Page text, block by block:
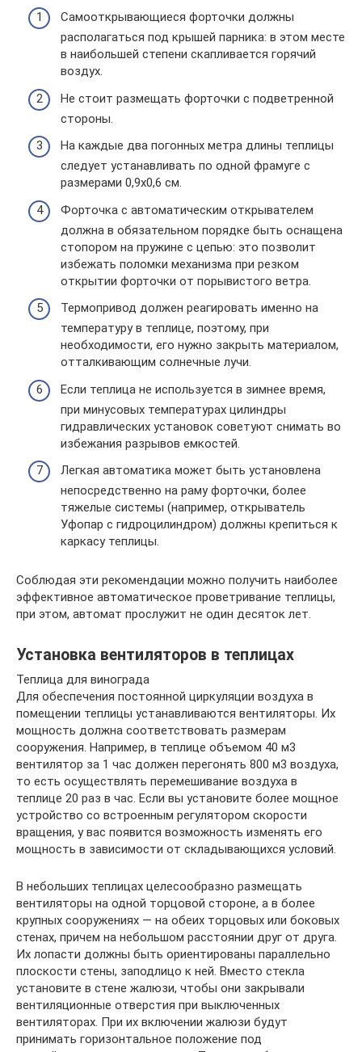
Самооткрывающиеся форточки должны
располагаться под крышей парника: в этом месте
в наибольшей степени скапливается горячий
воздух.
Не стоит размещать форточки с подветренной
стороны.
На каждые два погонных метра длины теплицы
следует устанавливать по одной фрамуге с
размерами 0,9х0,6 см.
Форточка с автоматическим открывателем
должна в обязательном порядке быть оснащена
стопором на пружине с цепью: это позволит
избежать поломки механизма при резком
открытии форточки от порывистого ветра.
Термопривод должен реагировать именно на
температуру в теплице, поэтому, при
необходимости, его нужно закрыть материалом,
отталкивающим солнечные лучи.
Если теплица не используется в зимнее время,
при минусовых температурах цилиндры
гидравлических установок советуют снимать во
избежания разрывов емкостей.
Легкая автоматика может быть установлена
непосредственно на раму форточки, более
тяжелые системы (например, открыватель
Уфопар с гидроцилиндром) должны крепиться к
каркасу теплицы.
Соблюдая эти рекомендации можно получить наиболее
эффективное автоматическое проветривание теплицы,
при этом, автомат прослужит не один десяток лет.
Установка вентиляторов в теплицах
Теплица для винограда
Для обеспечения постоянной циркуляции возду­ха в
помещении теплицы устанавливаются венти­ляторы. Их
мощность должна соответствовать раз­мерам
сооружения. Например, в теплице объемом 40 м3
вентилятор за 1 час должен перегонять 800 м3 воздуха,
то есть осуществлять перемешивание воз­духа в
теплице 20 раз в час. Если вы установите бо­лее мощное
устройство со встроенным регулятором скорости
вращения, у вас появится возможность изменять его
мощность в зависимости от склады­вающихся условий.
В небольших теплицах целесообразно размещать
вентиляторы на одной торцовой стороне, а в более
крупных сооружениях — на обеих торцовых или боковых
стенах, причем на небольшом расстоянии друг от друга.
Их лопасти должны быть ориенти­рованы параллельно
плоскости стены, заподлицо к ней. Вместо стекла
установите в стене жалюзи, чтобы они закрывали
вентиляционные отверстия при выключенных
вентиляторах. При их включе­нии жалюзи будут
принимать горизонтальное по­ложение под